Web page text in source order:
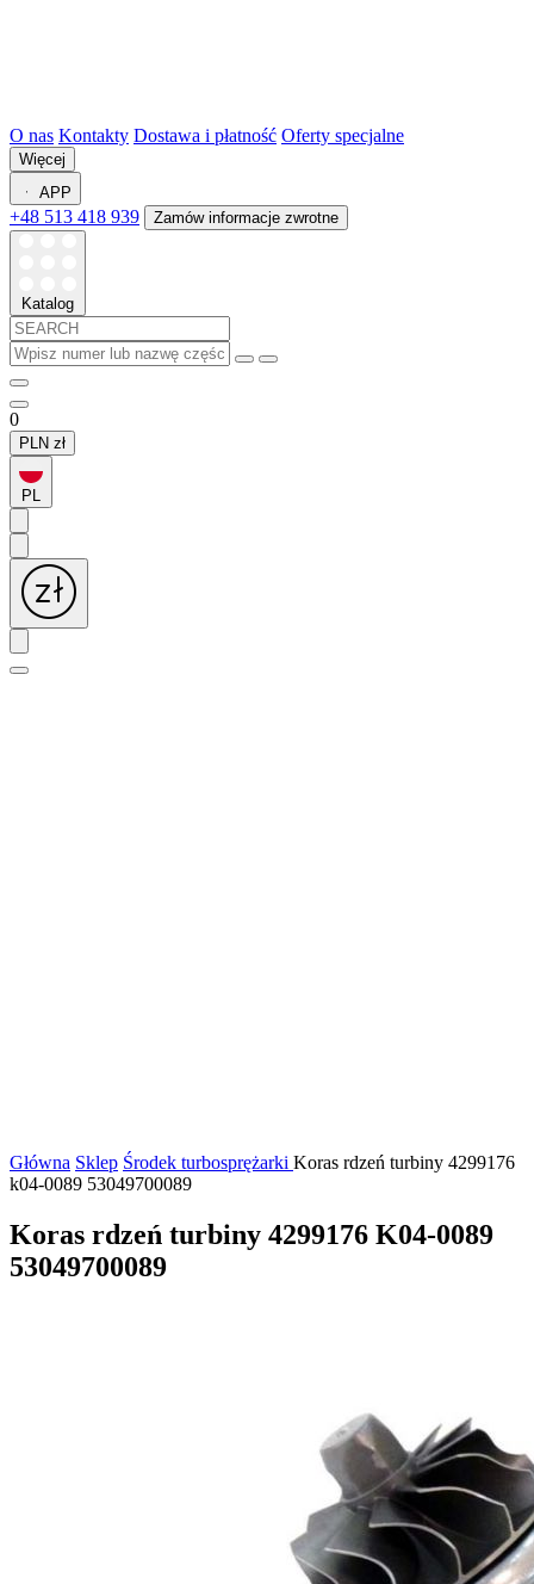
O nas Kontakty Dostawa i płatność Oferty specjalne
Więcej
APP
+48 513 418 939 Zamów informacje zwrotne
Katalog
0
PLN zł
PL
Główna Sklep Środek turbosprężarki Koras rdzeń turbiny 4299176
k04-0089 53049700089
Koras rdzeń turbiny 4299176 K04-0089
53049700089